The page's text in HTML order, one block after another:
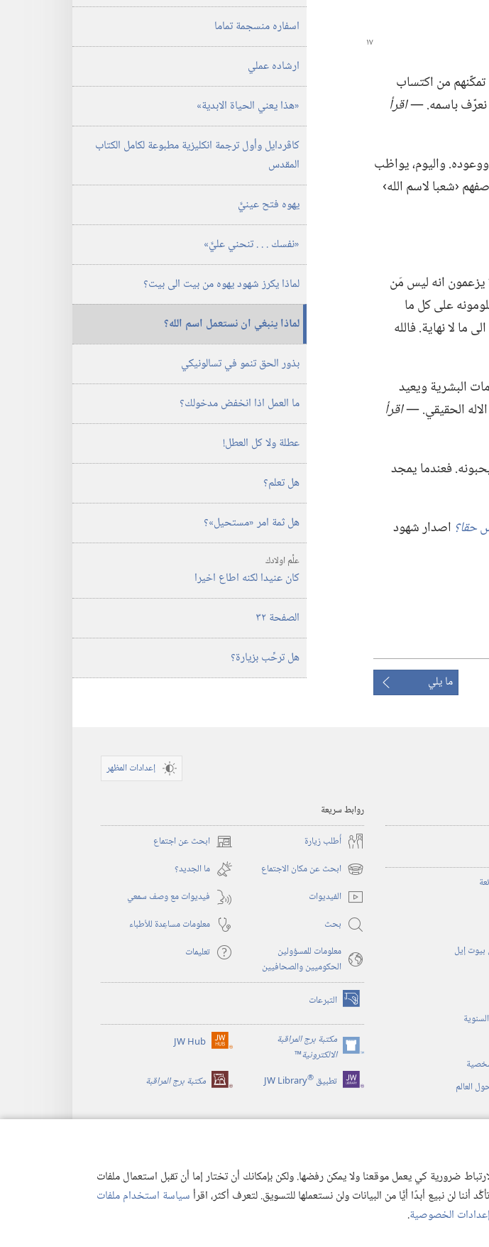
ضرورية كي يعمل موقعنا ولا يمكن رفضها. ولكن بإمكانك أن تختار إما أن تقبل استعمال ملفات
لن نبيع أبدًا أيًّا من البيانات ولن نستعملها للتسويق. لتعرف أكثر، اقرأسياسة استخدام ملفات
إعدادات الخصوصية.
تمكّنهم من اكتساب
نعرّف باسمه.‏ —‏اقرأ
واليوم،‏ يواظب
‹شعبا لاسم الله›
يزعمون انه ليس مَن
على كل ما
ما لا نهاية.‏ فالله
البشرية ويعيد
الحقيقي.‏ —‏اقرأ
فعندما يمجد
حقا؟‏ اصدار شهود
ما يلي
اسفاره منسجمة تماما
ارشاده عملي
‏«هذا يعني الحياة الابدية»‏
كاڤردايل وأول ترجمة انكليزية مطبوعة لكامل الكتاب
المقدس
يهوه فتح عينيَّ
‏«نفسك .‏ .‏ .‏ تنحني عليَّ»‏
لماذا يكرز شهود يهوه من بيت الى بيت؟‏
لماذا ينبغي ان نستعمل اسم الله؟‏
بذور الحق تنمو في تسالونيكي
ما العمل اذا انخفض مدخولك؟‏
عطلة ولا كل العطل!‏
هل تعلم؟‏
هل ثمة امر «مستحيل»؟‏
علِّم اولادك
كان عنيدا لكنه اطاع اخيرا
الصفحة ٣٢
هل ترحِّب بزيارة؟‏
إعدادات المظهر
إيل
العالم
روابط سريعة
أُطلب زيارة
ابحث عن اجتماع (يفتح
نافذة
جديدة)
ابحث عن مكان الاجتماع (يفتح
نافذة
جديدة)
ما الجديد؟‏
الفيديوات
فيديوات مع وصف سمعي
بحث
معلومات مساعِدة للأطباء
معلومات للمسؤولين
الحكوميين والصحافيين
تعليمات
التبرعات (يفتح
نافذة
جديدة) مكتبة برج المراقبة
الالكترونية™
(يفتح
نافذة
جديدة)
JW Hub (يفتح
جديدة)
تطبيق ®
JW Library مكتبة برج المراقبة